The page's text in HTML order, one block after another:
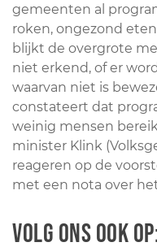
gemeenten al
roken, ongezond
blijkt de overgrote
niet erkend, of er
waarvan niet is
constateert dat
weinig mensen
minister Klink
reageren op de
met een nota over
Volg ons ook